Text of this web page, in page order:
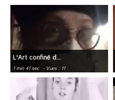
L'Art confiné d...
1 min 41 sec - Vues : 11